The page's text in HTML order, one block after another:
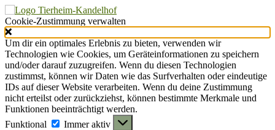
Cookie-Zustimmung verwalten
Um dir ein optimales Erlebnis zu bieten, verwenden wir
Technologien wie Cookies, um Geräteinformationen zu speichern
und/oder darauf zuzugreifen. Wenn du diesen Technologien
zustimmst, können wir Daten wie das Surfverhalten oder eindeutige
IDs auf dieser Website verarbeiten. Wenn du deine Zustimmung
nicht erteilst oder zurückziehst, können bestimmte Merkmale und
Funktionen beeinträchtigt werden.
Funktional
Funktional
Immer aktiv